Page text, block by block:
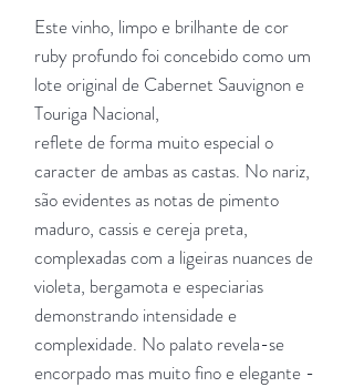
Este vinho, limpo e brilhante de cor
ruby profundo foi concebido como um
lote original de Cabernet Sauvignon e
Touriga Nacional,
reflete de forma muito especial o
caracter de ambas as castas. No nariz,
são evidentes as notas de pimento
maduro, cassis e cereja preta,
complexadas com a ligeiras nuances de
violeta, bergamota e especiarias
demonstrando intensidade e
complexidade. No palato revela-se
encorpado mas muito fino e elegante -